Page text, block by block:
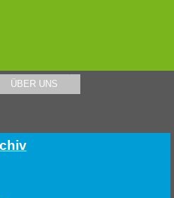
ÜBER UNS